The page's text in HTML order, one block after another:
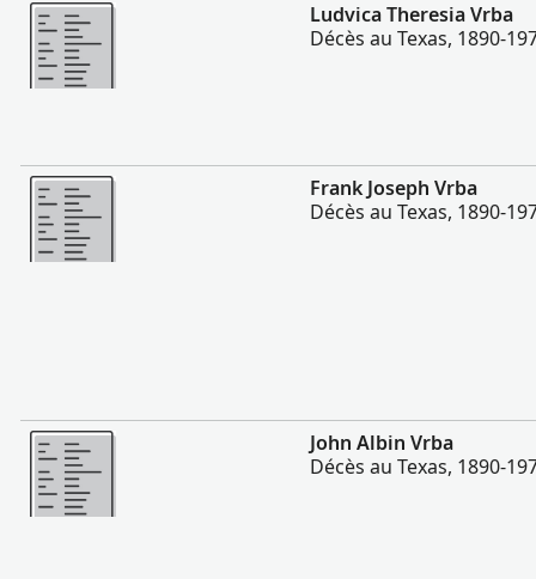
Ludvica Theresia Vrba
Décès au Texas, 1890-
Plus
Frank Joseph Vrba
Décès au Texas, 1890-
Plus
John Albin Vrba
Décès au Texas, 1890-